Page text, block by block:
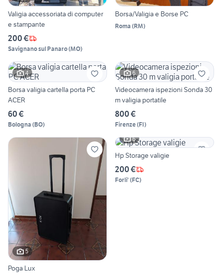
Valigia accessoriata di computer
e stampante
200 €
Savignano sul Panaro(MO)
Borsa/Valigia e Borse PC
Roma (RM)
4
Borsa valigia cartella porta PC
ACER
60 €
Bologna (BO)
6
Videocamera ispezioni Sonda 30
m valigia portatile
800 €
Firenze(FI)
5
Poga Lux
6
Hp Storage valigie
200 €
Forli' (FC)